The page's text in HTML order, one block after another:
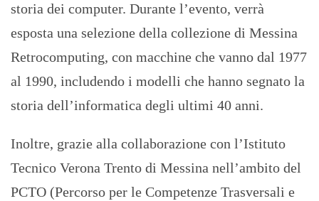
storia dei computer. Durante l’evento, verrà
esposta una selezione della collezione di Messina
Retrocomputing, con macchine che vanno dal 1977
al 1990, includendo i modelli che hanno segnato la
storia dell’informatica degli ultimi 40 anni.
Inoltre, grazie alla collaborazione con l’Istituto
Tecnico Verona Trento di Messina nell’ambito del
PCTO (Percorso per le Competenze Trasversali e